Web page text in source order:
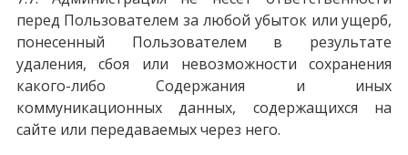
перед Пользователем за любой убыток или ущерб,
понесенный Пользователем в результате
удаления, сбоя или невозможности сохранения
какого-либо Содержания и иных
коммуникационных данных, содержащихся на
сайте или передаваемых через него.